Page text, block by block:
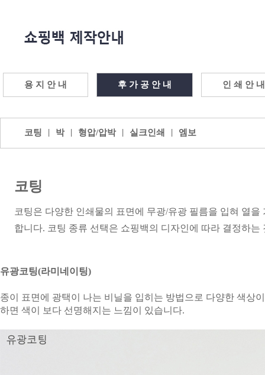
용 지 안 내 후 가 공 안 내 인 쇄 안 내
코팅 | 박 | 형압/압박 | 실크인쇄 | 엠보
코팅
코팅은 다양한 인쇄물의 표면에 무광/유광 필름을 입혀 열
합니다. 코팅 종류 선택은 쇼핑백의 디자인에 따라 결정하는
유광코팅(라미네이팅)
종이 표면에 광택이 나는 비닐을 입히는 방법으로 다양한 색상
하면 색이 보다 선명해지는 느낌이 있습니다.